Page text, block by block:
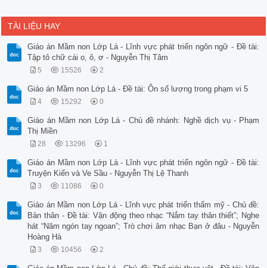
TÀI LIỆU HAY
Giáo án Mầm non Lớp Lá - Lĩnh vực phát triển ngôn ngữ - Đề tài:
Tập tô chữ cái o, ô, ơ - Nguyễn Thị Tâm
5 15526 2
Giáo án Mầm non Lớp Lá - Đề tài: Ôn số lượng trong phạm vi 5
4 15292 0
Giáo án Mầm non Lớp Lá - Chủ đề nhánh: Nghề dịch vụ - Phạm
Thị Miền
28 13296 1
Giáo án Mầm non Lớp Lá - Lĩnh vực phát triển ngôn ngữ - Đề tài:
Truyện Kiến và Ve Sầu - Nguyễn Thị Lệ Thanh
3 11086 0
Giáo án Mầm non Lớp Lá - Lĩnh vực phát triển thẩm mỹ - Chủ đề:
Bản thân - Đề tài: Vận động theo nhạc “Nắm tay thân thiết”; Nghe
hát “Năm ngón tay ngoan”; Trò chơi âm nhạc Bạn ở đâu - Nguyễn
Hoàng Hà
3 10456 2